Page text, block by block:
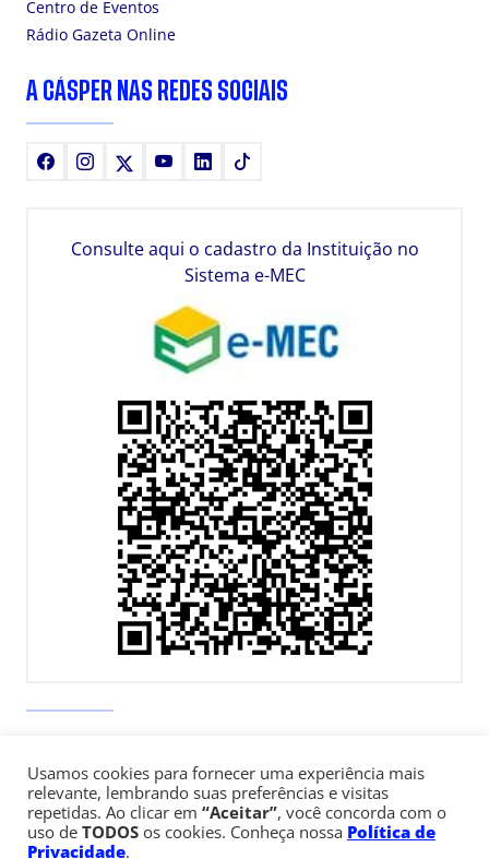
Centro de Eventos
Rádio Gazeta Online
A CÁSPER NAS REDES SOCIAIS
FacebookInstagram YoutubeLinkedIn
Consulte aqui o cadastro da Instituição no
Sistema e-MEC
Telefone:+55 (11) 3170-5600
© Copyright 1947 - 2026 Faculdade Cásper Líbero
Usamos cookies para fornecer uma experiência mais
relevante, lembrando suas preferências e visitas
repetidas. Ao clicar em “Aceitar”, você concorda com o
uso de TODOS os cookies. Conheça nossa Política de
Privacidade.